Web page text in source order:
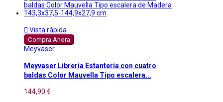
 Vista rápida
Compra Ahora
Meyvaser
Meyvaser Librería Estantería con cuatro
baldas Color Mauvella Tipo escalera...
144,90 €